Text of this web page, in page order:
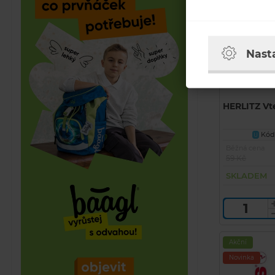
HERLITZ
U
Kód
SKLADEM
Akční
Novinka